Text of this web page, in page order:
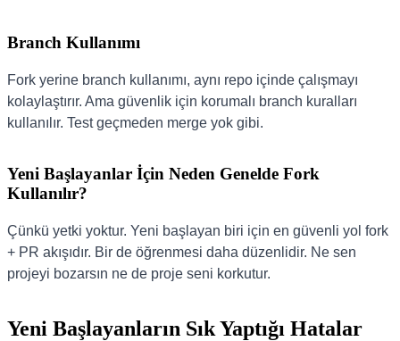
Branch Kullanımı
Fork yerine branch kullanımı, aynı repo içinde çalışmayı
kolaylaştırır. Ama güvenlik için korumalı branch kuralları
kullanılır. Test geçmeden merge yok gibi.
Yeni Başlayanlar İçin Neden Genelde Fork
Kullanılır?
Çünkü yetki yoktur. Yeni başlayan biri için en güvenli yol fork
+ PR akışıdır. Bir de öğrenmesi daha düzenlidir. Ne sen
projeyi bozarsın ne de proje seni korkutur.
Yeni Başlayanların Sık Yaptığı Hatalar